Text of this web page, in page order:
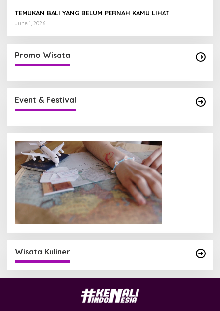
TEMUKAN BALI YANG BELUM PERNAH KAMU LIHAT
June 1, 2026
Promo Wisata
Event & Festival
Wisata Kuliner